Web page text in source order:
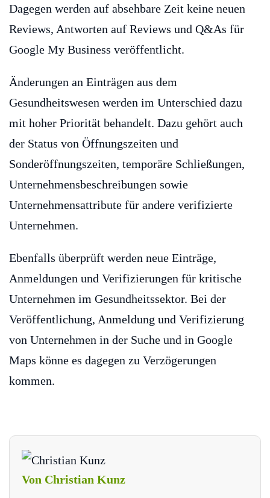
Dagegen werden auf absehbare Zeit keine neuen
Reviews, Antworten auf Reviews und Q&As für
Google My Business veröffentlicht.
Änderungen an Einträgen aus dem
Gesundheitswesen werden im Unterschied dazu
mit hoher Priorität behandelt. Dazu gehört auch
der Status von Öffnungszeiten und
Sonderöffnungszeiten, temporäre Schließungen,
Unternehmensbeschreibungen sowie
Unternehmensattribute für andere verifizierte
Unternehmen.
Ebenfalls überprüft werden neue Einträge,
Anmeldungen und Verifizierungen für kritische
Unternehmen im Gesundheitssektor. Bei der
Veröffentlichung, Anmeldung und Verifizierung
von Unternehmen in der Suche und in Google
Maps könne es dagegen zu Verzögerungen
kommen.
Von Christian Kunz